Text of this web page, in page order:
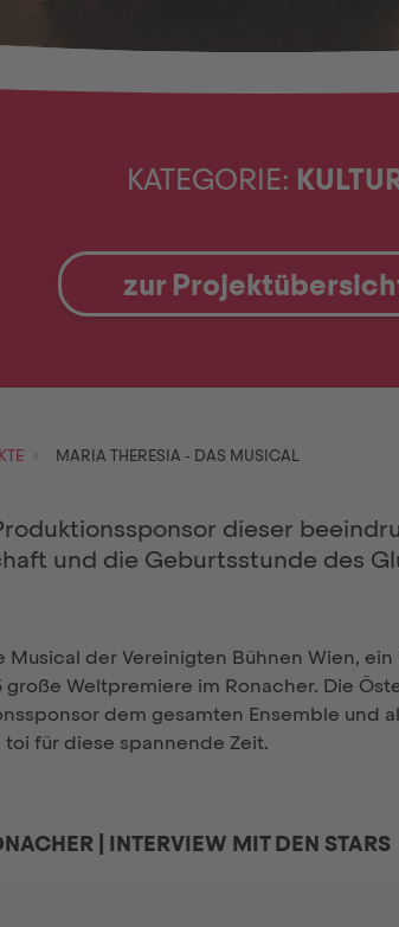
KATEGORIE:
zur
MARIA THERESIA - DAS MUSICAL
dieser
und die Geburtsstunde des
Musical der Vereinigten Bühnen Wien,
Weltpremiere im Ronacher. Die
dem gesamten Ensemble und
toi für diese spannende Zeit.
| INTERVIEW MIT DEN STARS